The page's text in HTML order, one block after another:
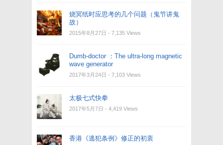
烧冥纸时应思考的几个问题（鬼节讲鬼
故）
2015年8月27日 - 7,135 Views
Dumb-doctor ：The ultra-long magnetic
wave generator
2017年3月24日 - 7,103 Views
太极七式快拳
2017年5月7日 - 4,419 Views
香港《逃犯条例》修正的初衷